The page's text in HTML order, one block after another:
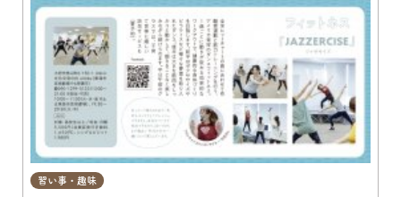
習い事・趣味